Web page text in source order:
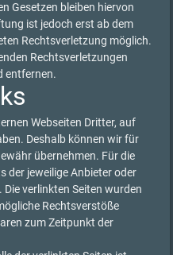
Gesetzen bleiben hiervon
ist jedoch erst ab dem
Rechtsverletzung möglich.
Rechtsverletzungen
entfernen.
Webseiten Dritter, auf
Deshalb können wir für
übernehmen. Für die
der jeweilige Anbieter oder
verlinkten Seiten wurden
Rechtsverstöße
zum Zeitpunkt der